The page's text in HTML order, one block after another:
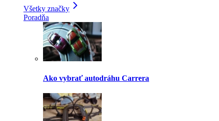
Všetky značky
Poradňa
Ako vybrať autodráhu Carrera